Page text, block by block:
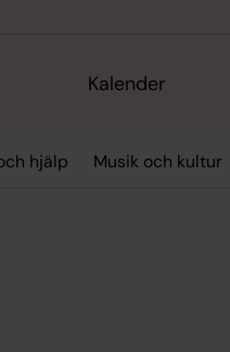
Kalender
hjälp Musik och kultur